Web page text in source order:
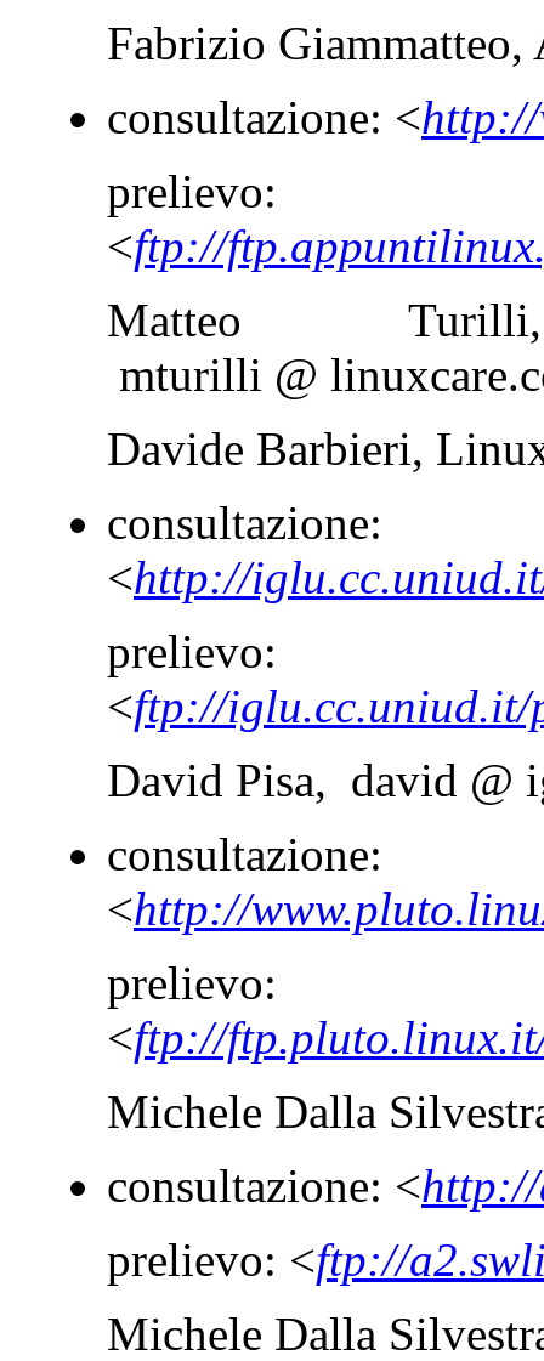
Fabrizio
consultazione: <
prelievo:
<ftp://
Matteo
mturilli @
Davide Barbieri,
consultazione:
<http://
prelievo:
<ftp://
David Pisa, david @
consultazione:
<http://
prelievo:
<ftp://
Michele Dalla
consultazione: <
prelievo: <ftp://
Michele Dalla